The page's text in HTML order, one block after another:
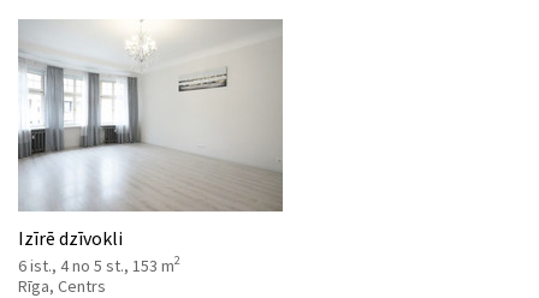
Izīrē dzīvokli
6 ist., 4 no 5 st., 153 m2
Rīga, Centrs